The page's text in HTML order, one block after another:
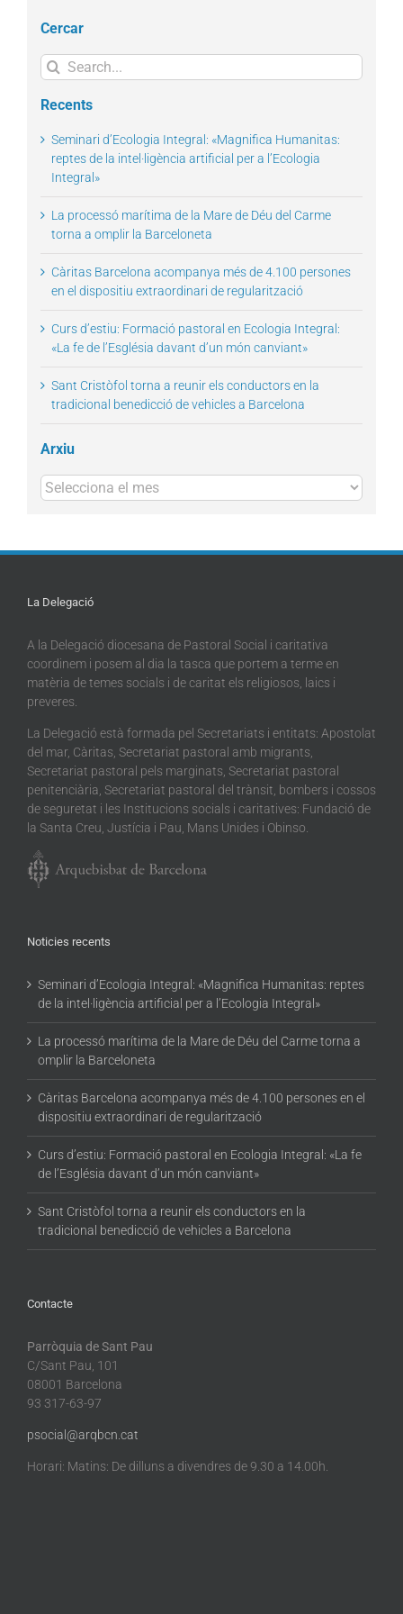
Cercar
Search
for:
Recents
Seminari d’Ecologia Integral: «Magnifica Humanitas:
reptes de la intel·ligència artificial per a l’Ecologia
Integral»
La processó marítima de la Mare de Déu del Carme
torna a omplir la Barceloneta
Càritas Barcelona acompanya més de 4.100 persones
en el dispositiu extraordinari de regularització
Curs d’estiu: Formació pastoral en Ecologia Integral:
«La fe de l’Església davant d’un món canviant»
Sant Cristòfol torna a reunir els conductors en la
tradicional benedicció de vehicles a Barcelona
Arxiu
Arxius
La Delegació
A la Delegació diocesana de Pastoral Social i caritativa
coordinem i posem al dia la tasca que portem a terme en
matèria de temes socials i de caritat els religiosos, laics i
preveres.
La Delegació està formada pel Secretariats i entitats: Apostolat
del mar, Càritas, Secretariat pastoral amb migrants,
Secretariat pastoral pels marginats, Secretariat pastoral
penitenciària, Secretariat pastoral del trànsit, bombers i cossos
de seguretat i les Institucions socials i caritatives: Fundació de
la Santa Creu, Justícia i Pau, Mans Unides i Obinso.
Noticies recents
Seminari d’Ecologia Integral: «Magnifica Humanitas: reptes
de la intel·ligència artificial per a l’Ecologia Integral»
La processó marítima de la Mare de Déu del Carme torna a
omplir la Barceloneta
Càritas Barcelona acompanya més de 4.100 persones en el
dispositiu extraordinari de regularització
Curs d’estiu: Formació pastoral en Ecologia Integral: «La fe
de l’Església davant d’un món canviant»
Sant Cristòfol torna a reunir els conductors en la
tradicional benedicció de vehicles a Barcelona
Contacte
Parròquia de Sant Pau
C/Sant Pau, 101
08001 Barcelona
93 317-63-97
psocial@arqbcn.cat
Horari: Matins: De dilluns a divendres de 9.30 a 14.00h.